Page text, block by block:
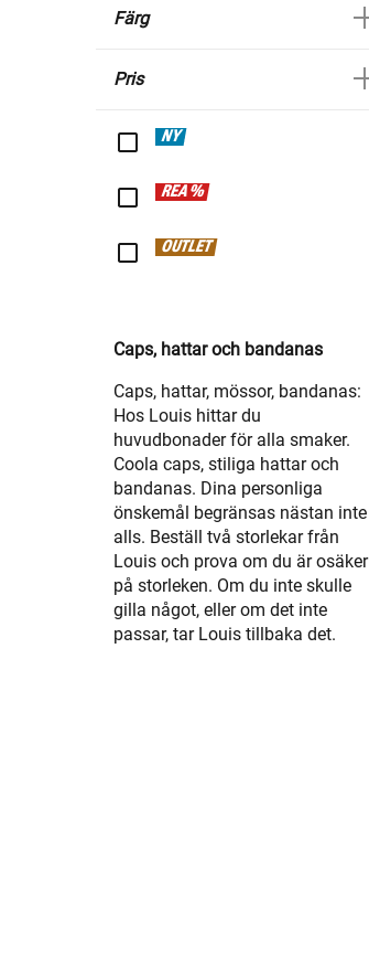
Färg
Pris
NY
REA %
OUTLET
Caps, hattar och bandanas
Caps, hattar, mössor, bandanas:
Hos Louis hittar du
huvudbonader för alla smaker.
Coola caps, stiliga hattar och
bandanas. Dina personliga
önskemål begränsas nästan inte
alls. Beställ två storlekar från
Louis och prova om du är osäker
på storleken. Om du inte skulle
gilla något, eller om det inte
passar, tar Louis tillbaka det.